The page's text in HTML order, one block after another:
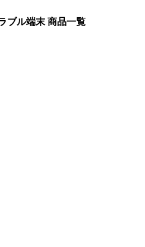
ブル端末 商品一覧